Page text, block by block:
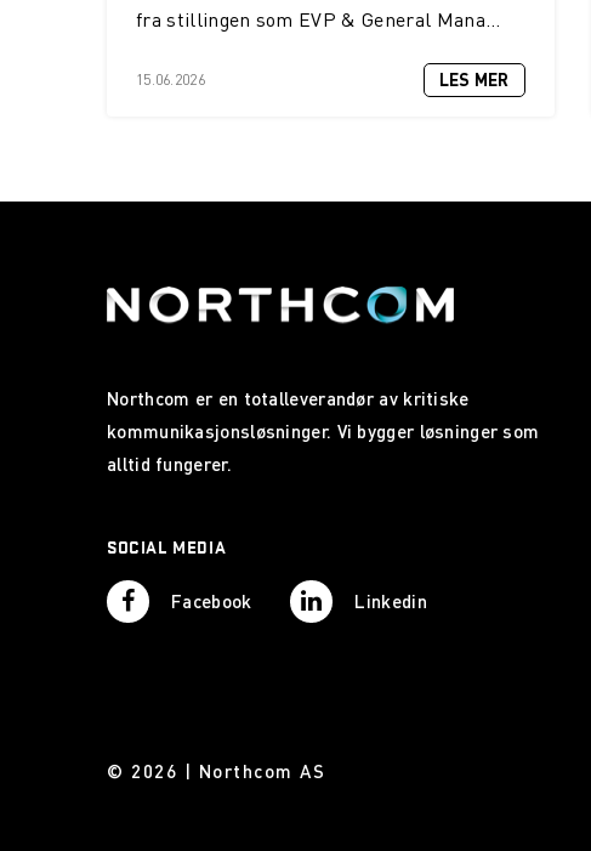
fra stillingen som EVP & General Mana...
15.06.2026 LES MER
Northcom er en totalleverandør av kritiske
kommunikasjonsløsninger. Vi bygger løsninger som
alltid fungerer.
SOCIAL MEDIA
Facebook Linkedin
© 2026 | Northcom AS